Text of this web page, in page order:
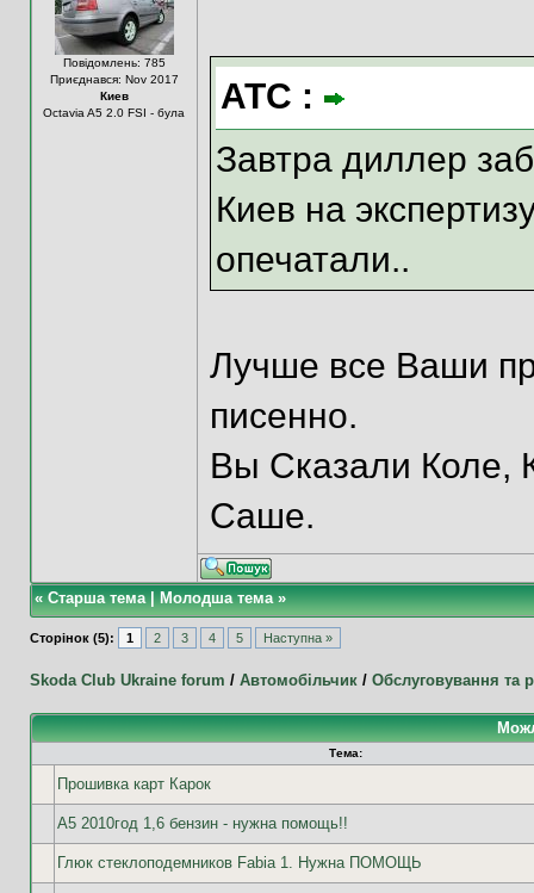
Повідомлень: 785
Приєднався: Nov 2017
Киев
Octavia A5 2.0 FSI - була
ATC :
Завтра диллер
Киев на
опечатали..
Лучше все Ваши
писенно.
Вы Сказали Коле,
Саше.
«Старша тема|Молодша тема»
Сторінок (5): 1 2 3 4 5 Наступна »
Skoda Club Ukraine forum / Автомобільчик/ Обслуговування та
Тема:
Прошивка карт Карок
А5 2010год 1,6 бензин - нужна помощь!!
Глюк стеклоподемников Fabia 1. Нужна ПОМОЩЬ